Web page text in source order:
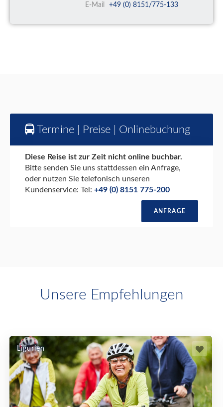
E-Mail
+49 (0) 8151/775-133
Termine | Preise | Onlinebuchung
Diese Reise ist zur Zeit nicht online buchbar.
Bitte senden Sie uns stattdessen ein Anfrage,
oder nutzen Sie telefonisch unseren
Kundenservice: Tel: +49 (0) 8151 775-200
ANFRAGE
Unsere Empfehlungen
Ligurien